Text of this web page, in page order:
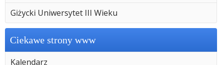
Giżycki Uniwersytet III Wieku
Ciekawe strony www
Kalendarz